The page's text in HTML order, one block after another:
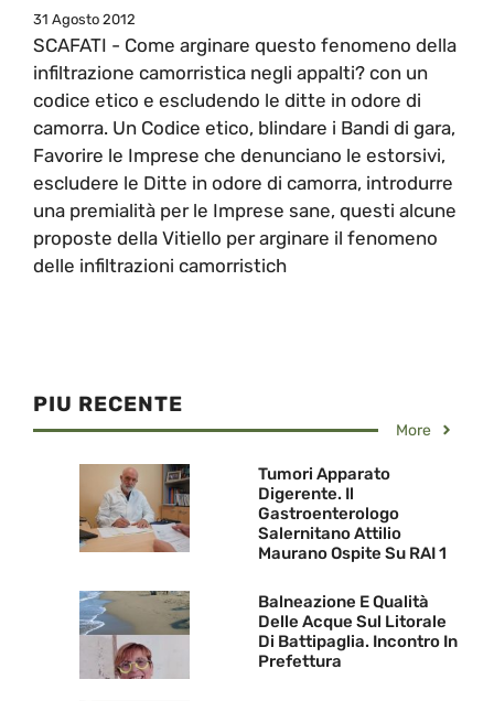
31 Agosto 2012
SCAFATI - Come arginare questo fenomeno della
infiltrazione camorristica negli appalti? con un
codice etico e escludendo le ditte in odore di
camorra. Un Codice etico, blindare i Bandi di gara,
Favorire le Imprese che denunciano le estorsivi,
escludere le Ditte in odore di camorra, introdurre
una premialità per le Imprese sane, questi alcune
proposte della Vitiello per arginare il fenomeno
delle infiltrazioni camorristich
PIU RECENTE
More
Tumori Apparato
Digerente. Il
Gastroenterologo
Salernitano Attilio
Maurano Ospite Su RAI 1
Balneazione E Qualità
Delle Acque Sul Litorale
Di Battipaglia. Incontro In
Prefettura